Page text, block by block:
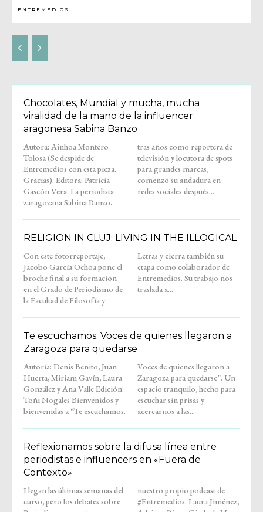
ENTREMEDIOS
Chocolates, Mundial y mucha, mucha
viralidad de la mano de la influencer
aragonesa Sabina Banzo
Autora: Ainhoa Montero
Tolosa (Se despide de
Entremedios con esta pieza.
Gracias). Editora: Patricia
Gascón Vera. La periodista
zaragozana Sabina Banzo,
tras años como reportera de
televisión y locutora de spots
para grandes marcas,
comenzó su andadura en
redes sociales después...
RELIGION IN CLUJ: LIVING IN THE ILLOGICAL
Con este fotorreportaje,
Jacobo García Ochoa pone el
broche final a su formación
en el Grado de Periodismo de
la Facultad de Filosofía y
Letras y cierra también su
etapa como colaborador de
Entremedios. Su trabajo nos
traslada a...
Te escuchamos. Voces de quienes llegaron a
Zaragoza para quedarse
Autoría: Denis Benito, Juan
Huerta, Miriam Gavín, Laura
González y Ana Valle Edición:
Toñi Nogales Bienvenidos y
bienvenidas a “Te escuchamos.
Voces de quienes llegaron a
Zaragoza para quedarse”. Un
espacio tranquilo, hecho para
escuchar sin prisas y
acercarnos a las...
Reflexionamos sobre la difusa línea entre
periodistas e influencers en «Fuera de
Contexto»
Llegan las últimas semanas del
curso, pero los debates sobre
nuestro propio podcast de
#Entremedios. Laura Jiménez,